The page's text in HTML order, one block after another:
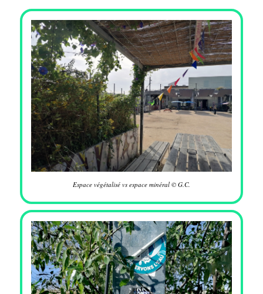
Espace végétalisé vs espace minéral © G.C.